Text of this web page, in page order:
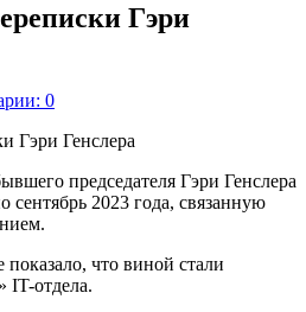
Гэри
0
председателя Гэри Генслера
сентябрь 2023 года, связанную
показало, что виной стали
IT-отдела.